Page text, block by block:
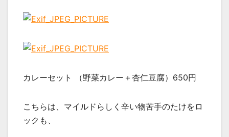
カレーセット （野菜カレー＋杏仁豆腐）650円
こちらは、マイルドらしく辛い物苦手のたけをロ
ックも、